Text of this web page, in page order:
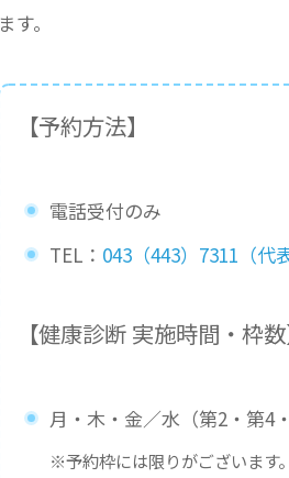
ます。
【予約方法】
電話受付のみ
TEL： 043（443）7311（代表
【健康診断 実施時間・枠数
月・木・金／水（第2・第4・
※予約枠には限りがございます